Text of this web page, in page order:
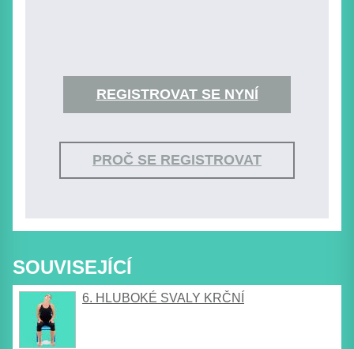
REGISTROVAT SE NYNÍ
PROČ SE REGISTROVAT
SOUVISEJÍCÍ
6. HLUBOKÉ SVALY KRČNÍ